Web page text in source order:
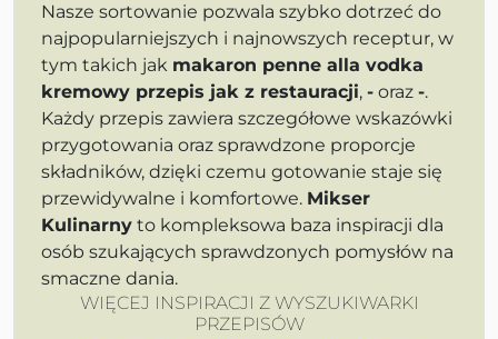
Nasze sortowanie pozwala szybko dotrzeć do
najpopularniejszych i najnowszych receptur, w
tym takich jak makaron penne alla vodka
kremowy przepis jak z restauracji, - oraz -.
Każdy przepis zawiera szczegółowe wskazówki
przygotowania oraz sprawdzone proporcje
składników, dzięki czemu gotowanie staje się
przewidywalne i komfortowe. Mikser
Kulinarny to kompleksowa baza inspiracji dla
osób szukających sprawdzonych pomysłów na
smaczne dania.
WIĘCEJ INSPIRACJI Z WYSZUKIWARKI
PRZEPISÓW